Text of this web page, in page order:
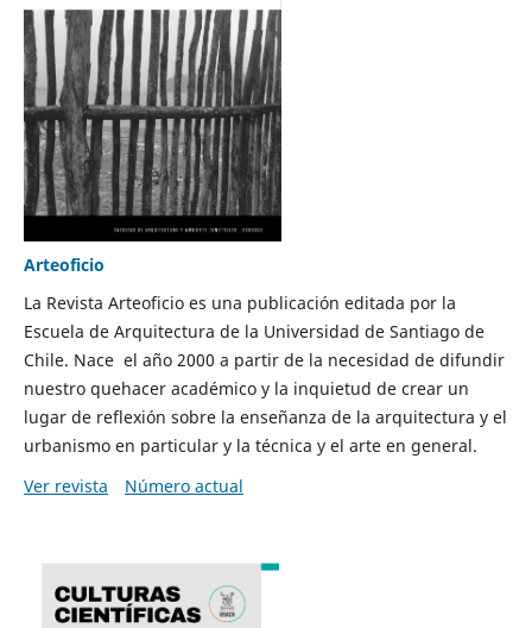
Arteoficio
La Revista Arteoficio es una publicación editada por la
Escuela de Arquitectura de la Universidad de Santiago de
Chile. Nace el año 2000 a partir de la necesidad de difundir
nuestro quehacer académico y la inquietud de crear un
lugar de reflexión sobre la enseñanza de la arquitectura y el
urbanismo en particular y la técnica y el arte en general.
Ver revista
Número actual